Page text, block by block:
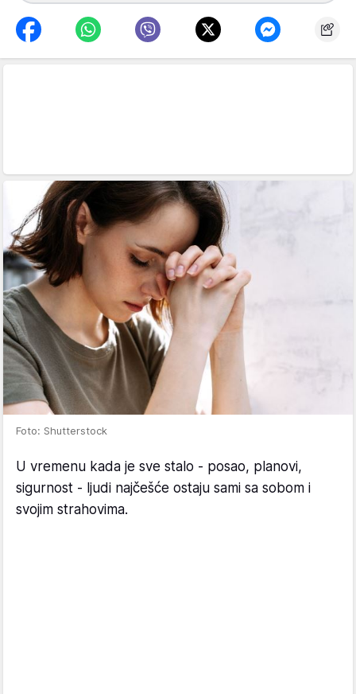
Foto: Shutterstock
U vremenu kada je sve stalo - posao, planovi,
sigurnost - ljudi najčešće ostaju sami sa sobom i
svojim strahovima.